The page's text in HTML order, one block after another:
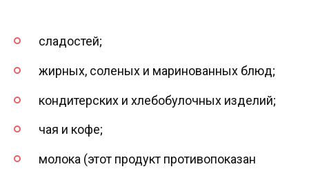
сладостей;
жирных, соленых и маринованных блюд;
кондитерских и хлебобулочных изделий;
чая и кофе;
молока (этот продукт противопоказан